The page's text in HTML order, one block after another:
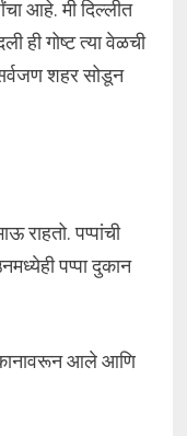
आहे. मी दिल्लीत
ही गोष्ट त्या वेळची
शहर सोडून
राहतो. पप्पांची
पप्पा दुकान
दुकानावरून आले आणि